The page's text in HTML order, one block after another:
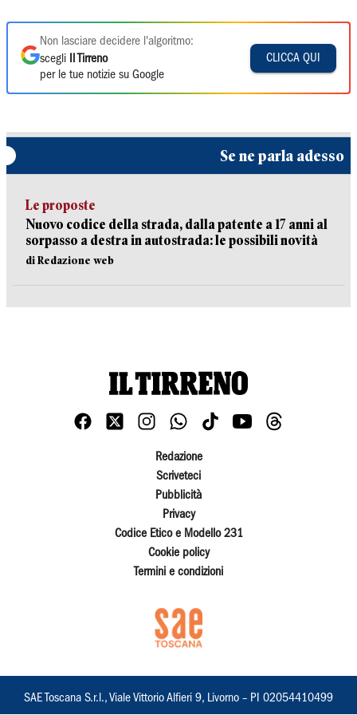
Non lasciare decidere l'algoritmo:
scegli
Il Tirreno
per le tue notizie su Google
CLICCA QUI
Se ne parla adesso
Le proposte
Nuovo codice della strada, dalla patente a 17 anni al
sorpasso a destra in autostrada: le possibili novità
di Redazione web
Redazione
Scriveteci
Pubblicità
Privacy
Codice Etico e Modello 231
Cookie policy
Termini e condizioni
SAE Toscana S.r.l., Viale Vittorio Alfieri 9, Livorno – PI 02054410499